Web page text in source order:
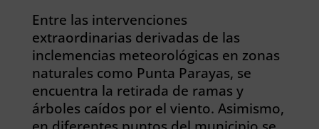
Entre las intervenciones
extraordinarias derivadas de las
inclemencias meteorológicas en zonas
naturales como Punta Parayas, se
encuentra la retirada de ramas y
árboles caídos por el viento. Asimismo,